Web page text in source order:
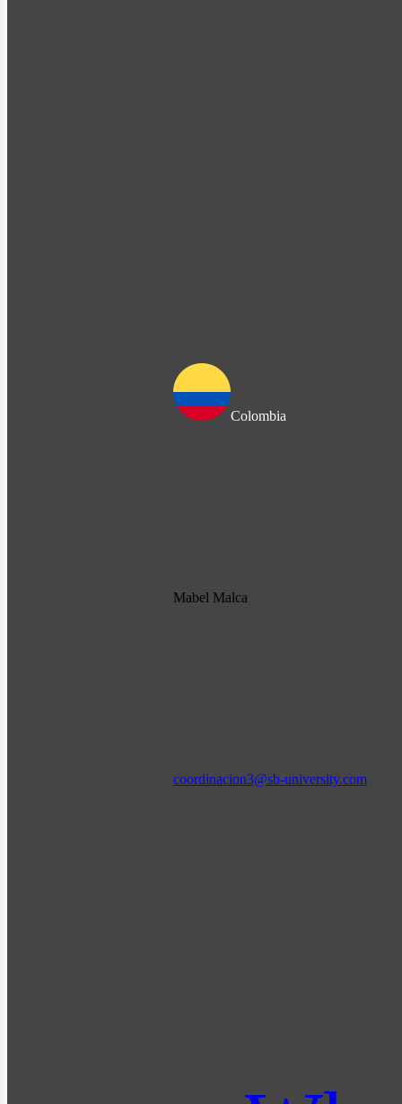
Colombia
Mabel Malca
coordinacion3@sb-university.com